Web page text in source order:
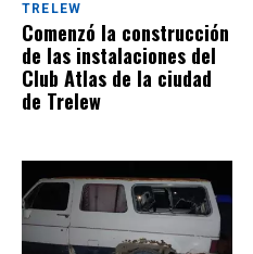
TRELEW
Comenzó la construcción
de las instalaciones del
Club Atlas de la ciudad
de Trelew